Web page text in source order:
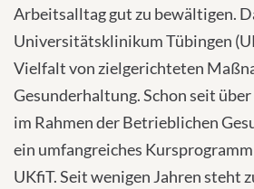
Arbeitsalltag gut zu bewältigen.
Universitätsklinikum Tübingen
Vielfalt von zielgerichteten
Gesunderhaltung. Schon seit
im Rahmen der Betrieblichen
ein umfangreiches
UKfiT. Seit wenigen Jahren steht